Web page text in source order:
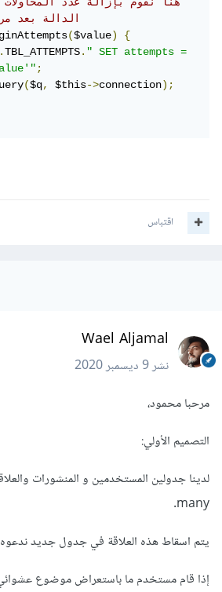
($value)
{
.TBL_ATTEMPTS." SET attempts =
;
($q, $this->connection);
اقتباس
Wael Aljamal
نشر9 ديسمبر 2020
مرحبا محمود،
التصميم الأولي:
many.
يتم اسقاط هذه العلاقة في جدول جديد
إذا قام مستخدم ما باستعراض موضوع